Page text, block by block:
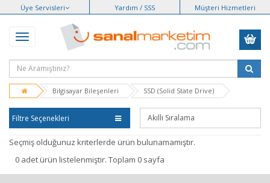
Üye Servisleri Yardım / SSS Müşteri Hizmetleri
Bilgisayar Bileşenleri SSD (Solid State Drive)
Filtre Seçenekleri
Seçmiş olduğunuz kriterlerde ürün bulunamamıştır.
0 adet ürün listelenmiştir. Toplam 0 sayfa